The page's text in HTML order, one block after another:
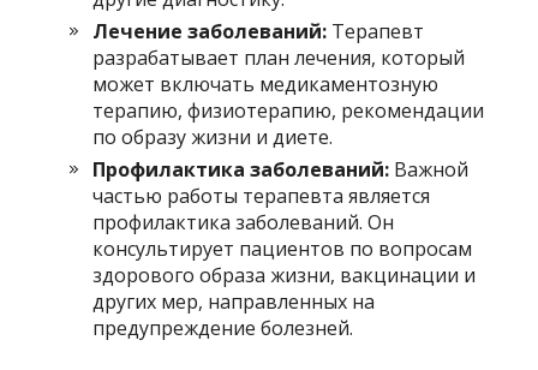
Лечение заболеваний: Терапевт
разрабатывает план лечения, который
может включать медикаментозную
терапию, физиотерапию, рекомендации
по образу жизни и диете.
Профилактика заболеваний: Важной
частью работы терапевта является
профилактика заболеваний. Он
консультирует пациентов по вопросам
здорового образа жизни, вакцинации и
других мер, направленных на
предупреждение болезней.